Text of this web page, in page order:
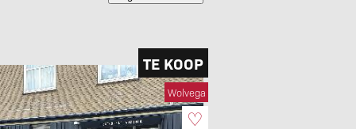
TE KOOP
Wolvega
♡